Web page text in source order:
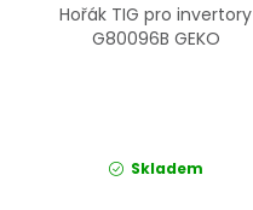
Hořák TIG pro invertory
G80096B GEKO
Skladem